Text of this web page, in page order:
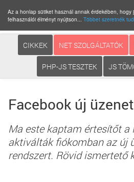
Az a honlap sütiket használ annak érdekében, hogy
felhasználói élményt nyújtson... Többet szeretnék
CIKKEK NET SZOLGÁLTATÓK
PHP-JS TESZTEK JS
Facebook új
Ma este kaptam értesítőt a
aktiválták fiókomban az új
rendszert. Rövid ismertető